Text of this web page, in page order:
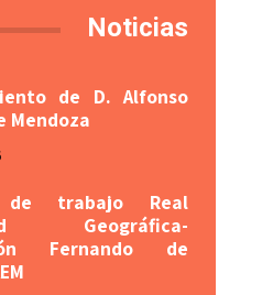
Noticias
de D. Alfonso
Mendoza
de trabajo Real
Geográfica-
Fernando de